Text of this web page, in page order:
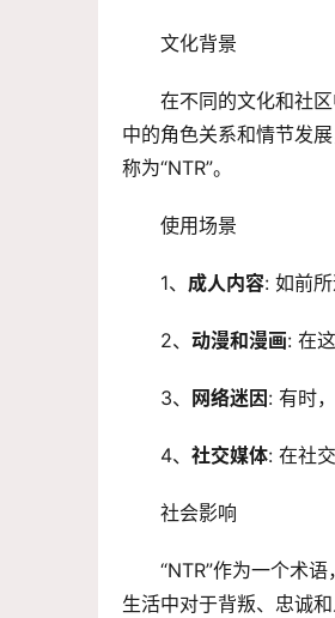
文化背景
在不同的文化和社
中的角色关系和情节发
称为“NTR”。
使用场景
1、 成人内容: 如前
2、 动漫和漫画: 在
3、 网络迷因 : 有时
4、 社交媒体: 在社
社会影响
“NTR”作为一个术
生活中对于背叛、忠诚